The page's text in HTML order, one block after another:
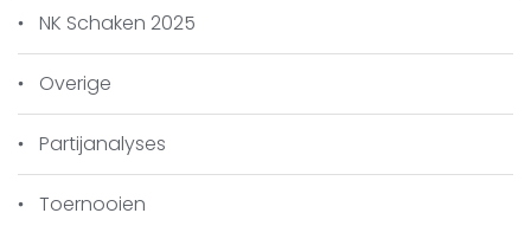
NK Schaken 2025
Overige
Partijanalyses
Toernooien